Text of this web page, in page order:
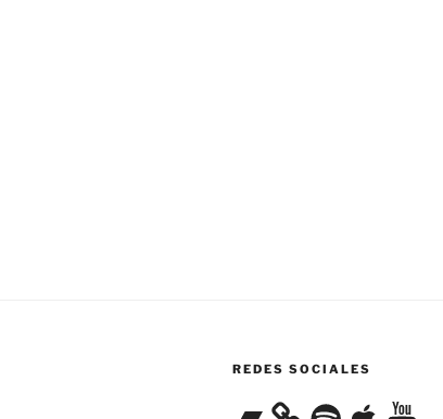
REDES SOCIALES
Bandcamp SpotifyApple YouTube